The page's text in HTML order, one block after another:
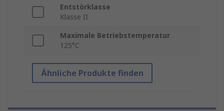
Entstörklasse
Klasse II
Maximale Betriebstemperatur
125°C
Ähnliche Produkte finden